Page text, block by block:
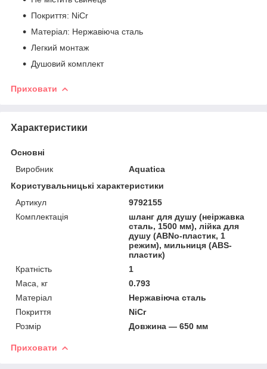
Покриття: NiCr
Матеріал: Нержавiюча сталь
Легкий монтаж
Душовий комплект
Приховати
Характеристики
Основні
Виробник
Aquatica
Користувальницькі характеристики
Артикул
9792155
Комплектація
шланг для душу (неіржавка
сталь, 1500 мм), лійка для
душу (АВNo-пластик, 1
режим), мильниця (ABS-
пластик)
Кратність
1
Маса, кг
0.793
Матеріал
Нержавіюча сталь
Покриття
NiCr
Розмір
Довжина — 650 мм
Приховати